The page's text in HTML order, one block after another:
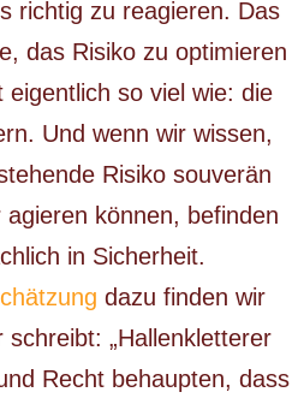
richtig zu reagieren. Das
das Risiko zu optimieren
so viel wie: die
Und wenn wir wissen,
Risiko souverän
können, befinden
in Sicherheit.
dazu finden wir
„Hallenkletterer
Recht behaupten, dass